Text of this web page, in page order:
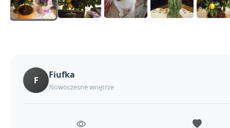
F Fiufka
Nowoczesne wnętrze